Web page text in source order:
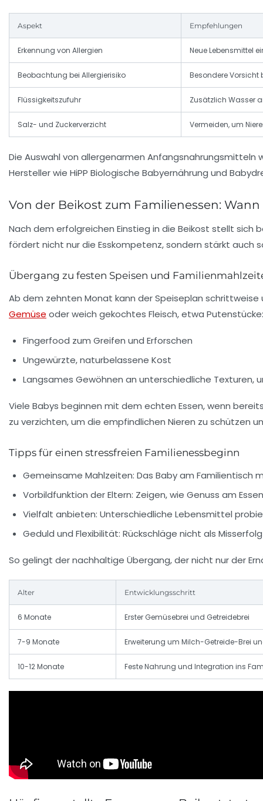
Aspekt Empfehlungen
Erkennung von Allergien Neue Lebensmittel
Beobachtung bei Allergierisiko Besondere Vorsicht
Flüssigkeitszufuhr Zusätzlich Wasser
Salz- und Zuckerverzicht Vermeiden, um
Die Auswahl von allergenarmen
Hersteller wie HiPP Biologische Babyernährung und
Von der Beikost zum Familienessen:
Nach dem erfolgreichen Einstieg in die Beikost stellt sich
fördert nicht nur die Esskompetenz, sondern stärkt auch
Übergang zu festen Speisen und
Ab dem zehnten Monat kann der Speiseplan
Gemüse oder weich gekochtes Fleisch, etwa Putenstücke:
Fingerfood zum Greifen und Erforschen
Ungewürzte, naturbelassene Kost
Langsames Gewöhnen an unterschiedliche Texturen,
Viele Babys beginnen mit dem echten Essen, wenn
zu verzichten, um die empfindlichen Nieren zu schützen
Tipps für einen stressfreien Familienessbeginn
Gemeinsame Mahlzeiten: Das Baby am Familientisch
Vorbildfunktion der Eltern: Zeigen, wie Genuss am
Vielfalt anbieten: Unterschiedliche Lebensmittel
Geduld und Flexibilität: Rückschläge nicht als
So gelingt der nachhaltige Übergang, der nicht nur der
Alter Entwicklungsschritt
6 Monate Erster Gemüsebrei und Getreidebrei
7-9 Monate Erweiterung um Milch-Getreide-Brei
10-12 Monate Feste Nahrung und Integration ins